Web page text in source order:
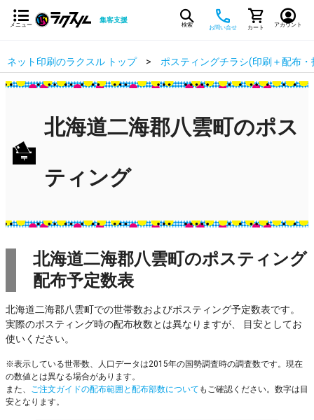
メニュー
集客支援
検索 お問い合せ カート アカウント
ネット印刷のラクスル トップ ポスティングチラシ(印刷＋配布・
北海道二海郡八雲町のポス
ティング
北海道二海郡八雲町のポスティング
配布予定数表
北海道二海郡八雲町での世帯数およびポスティング予定数表です。
実際のポスティング時の配布枚数とは異なりますが、 目安としてお
使いください。
※表示している世帯数、人口データは2015年の国勢調査時の調査数です。現在
の数値とは異なる場合があります。
また、 ご注文ガイドの配布範囲と配布部数について もご確認ください。数字は目
安となります。